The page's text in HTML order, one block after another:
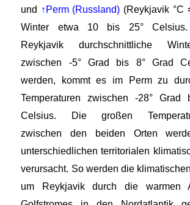
und ↑Perm (Russland) (Reykjavik °C
Winter etwa 10 bis 25°
Reykjavik durchschnittliche
zwischen -5° Grad bis 8° Grad
werden, kommt es im Perm zu
Temperaturen zwischen -28° Grad
Celsius. Die großen
zwischen den beiden Orten
unterschiedlichen territorialen
verursacht. So werden die
um Reykjavik durch die warmen